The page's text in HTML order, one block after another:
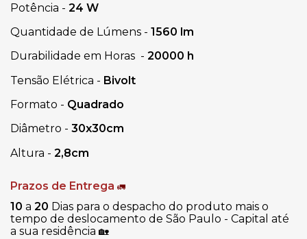
Potência - 24 W
Quantidade de Lúmens - 1560 lm
Durabilidade em Horas - 20000 h
Tensão Elétrica - Bivolt
Formato - Quadrado
Diâmetro - 30x30cm
Altura - 2,8cm
Prazos de Entrega 🚛
10 a 20 Dias para o despacho do produto mais o
tempo de deslocamento de São Paulo - Capital até
a sua residência 🏡